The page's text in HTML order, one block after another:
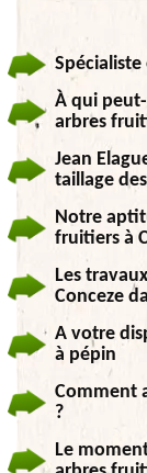
À qui
arbres
Jean
taillage
Notre
fruitiers à
Les
Conceze
A votre
à pépin
Comment
?
Le